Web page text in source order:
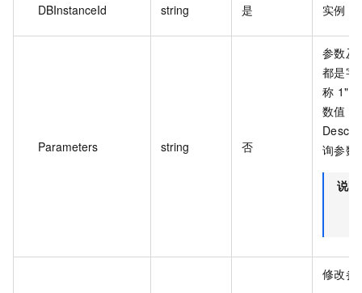
DBInstanceId string 是 实例
Parameters string 否
参数及
都是字
称 1":"
数值
询参数
说明
修改参